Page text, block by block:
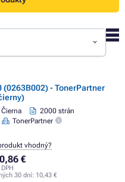
(0263B002) - TonerPartner
Čierna
2000 strán
TonerPartner
€
30 dní: 10,43 €
vhodný?